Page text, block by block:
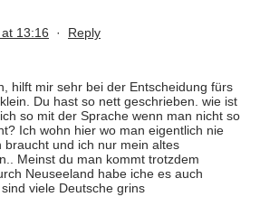
13:16 · Reply
hilft mir sehr bei der Entscheidung fürs
Du hast so nett geschrieben. wie ist
so mit der Sprache wenn man nicht so
Ich wohn hier wo man eigentlich nie
braucht und ich nur mein altes
Meinst du man kommt trotzdem
Neuseeland habe iche es auch
viele Deutsche grins